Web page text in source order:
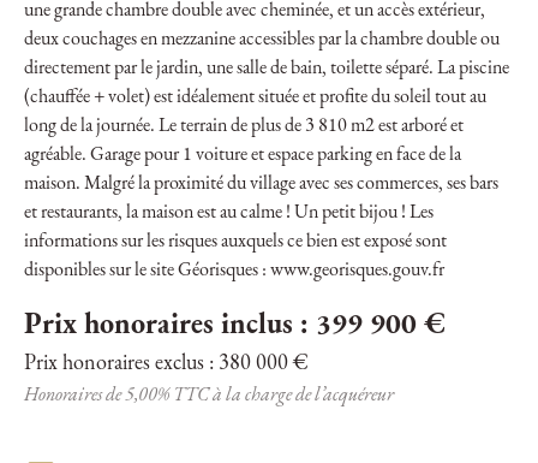
une grande chambre double avec cheminée, et un accès extérieur,
deux couchages en mezzanine accessibles par la chambre double ou
directement par le jardin, une salle de bain, toilette séparé. La piscine
(chauffée + volet) est idéalement située et profite du soleil tout au
long de la journée. Le terrain de plus de 3 810 m2 est arboré et
agréable. Garage pour 1 voiture et espace parking en face de la
maison. Malgré la proximité du village avec ses commerces, ses bars
et restaurants, la maison est au calme ! Un petit bijou ! Les
informations sur les risques auxquels ce bien est exposé sont
disponibles sur le site Géorisques : www.georisques.gouv.fr
Prix honoraires inclus : 399 900 €
Prix honoraires exclus : 380 000 €
Honoraires de 5,00% TTC à la charge de l’acquéreur